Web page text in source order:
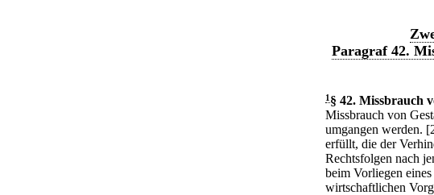
Paragraf 42.
1 § 42. Missbrauch
Missbrauch von
umgangen werden.
erfüllt, die der
Rechtsfolgen nach
beim Vorliegen
wirtschaftlichen